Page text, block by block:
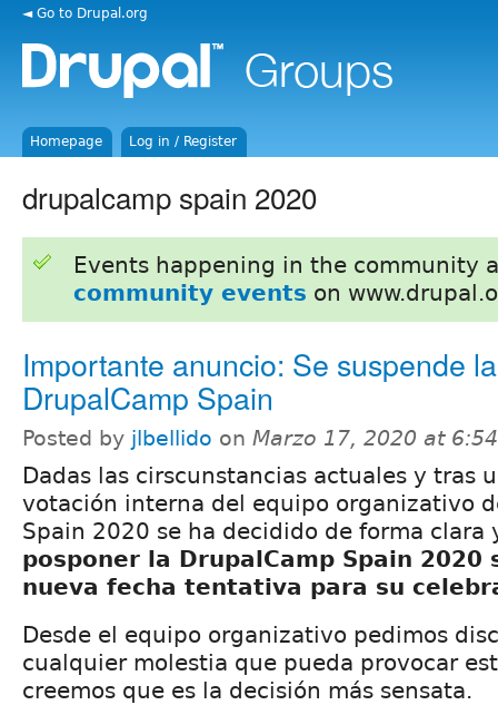
◄ Go to Drupal.org
Homepage Log in / Register
drupalcamp spain 2020
Events happening in the community
community events on
Importante anuncio: Se suspende la
DrupalCamp Spain
Posted by jlbellido on Marzo 17, 2020 at
Dadas las cirscunstancias actuales y tras
votación interna del equipo organizativo
Spain 2020 se ha decidido de forma clara
posponer la DrupalCamp Spain 2020
nueva fecha tentativa para su
Desde el equipo organizativo pedimos
cualquier molestia que pueda provocar
creemos que es la decisión más sensata.